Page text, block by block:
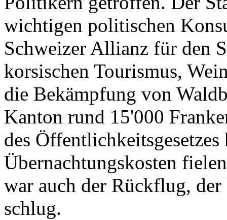
wichtigen politischen
Schweizer Allianz für den
korsischen Tourismus,
die Bekämpfung von
Kanton rund 15'000
des
Übernachtungskosten
war auch der Rückflug,
schlug.